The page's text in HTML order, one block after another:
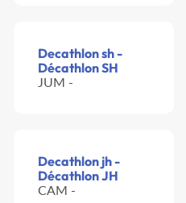
Decathlon sh -
Décathlon SH
JUM -
Decathlon jh -
Décathlon JH
CAM -